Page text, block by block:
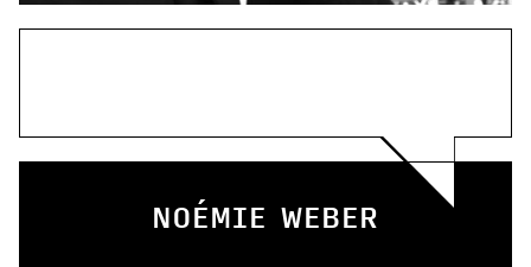
NOÉMIE WEBER